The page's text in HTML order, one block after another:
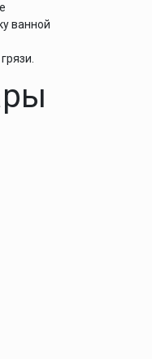
ванной